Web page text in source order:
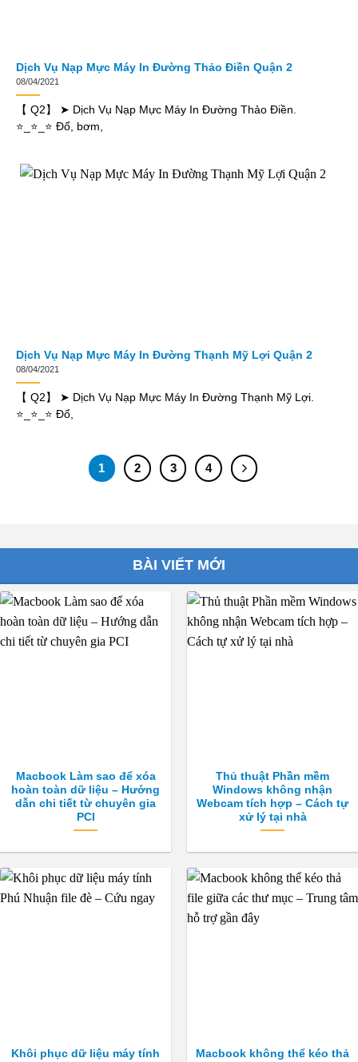
Dịch Vụ Nạp Mực Máy In Đường Thảo Điền Quận 2
08/04/2021
【 Q2】 ➤ Dịch Vụ Nạp Mực Máy In Đường Thảo Điền.
⭐_⭐_⭐ Đổ, bơm,
Dịch Vụ Nạp Mực Máy In Đường Thạnh Mỹ Lợi Quận 2
08/04/2021
【 Q2】 ➤ Dịch Vụ Nạp Mực Máy In Đường Thạnh Mỹ Lợi.
⭐_⭐_⭐ Đổ,
1 2 3 4
BÀI VIẾT MỚI
Macbook Làm sao để xóa
hoàn toàn dữ liệu – Hướng
dẫn chi tiết từ chuyên gia
PCI
Thủ thuật Phần mềm
Windows không nhận
Webcam tích hợp – Cách tự
xử lý tại nhà
Khôi phục dữ liệu máy tính
Macbook không thể kéo thả